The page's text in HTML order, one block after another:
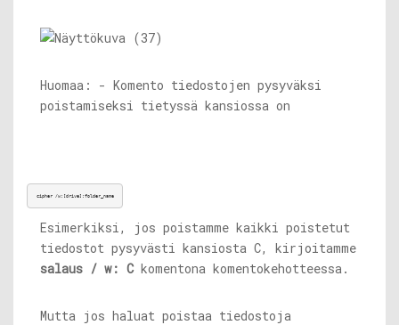
Huomaa: - Komento tiedostojen pysyväksi
poistamiseksi tietyssä kansiossa on
cipher /w:[drive]:folder_name
Esimerkiksi, jos poistamme kaikki poistetut
tiedostot pysyvästi kansiosta C, kirjoitamme
salaus / w: Ckomentona komentokehotteessa.
Mutta jos haluat poistaa tiedostoja